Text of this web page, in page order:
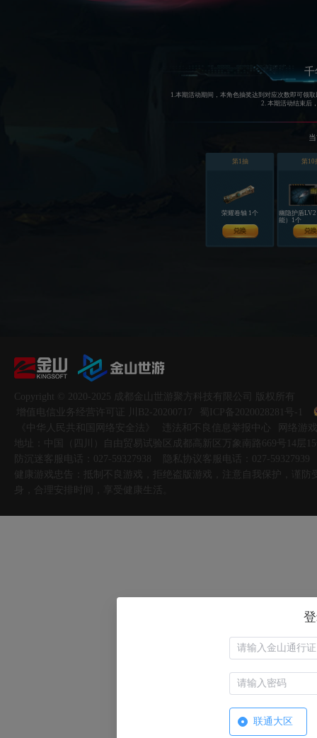
联通大区
千
1.本期活动期间，本角色抽奖达到对应次数即可领
2. 本期活动结束后
第1抽
荣耀卷轴 1个
第10
幽隐护盾
能）1个
Copyright © 2020-2025 成都金山世游聚方科技有限公司
版权所有
增值电信业务经营许可证 川B2-20200717
蜀ICP备2020028281号-1
《中华人民共和国网络安全法》
违法和不良信息举报中心
网络游
地址：中国（四川）自由贸易试验区成都高新区万象南路669号14层
防沉迷客服电话：027-59327938 隐私协议客服电话：027-59327939
健康游戏忠告：抵制不良游戏，拒绝盗版游戏，注意自我保护，谨
身，合理安排时间，享受健康生活。